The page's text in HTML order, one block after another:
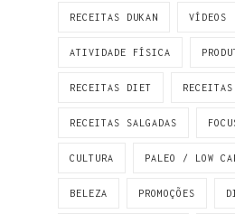
RECEITAS DUKAN VÍDEOS
ATIVIDADE FÍSICA
RECEITAS DIET RECEITAS
RECEITAS SALGADAS
CULTURA PALEO / LOW
BELEZA PROMOÇÕES